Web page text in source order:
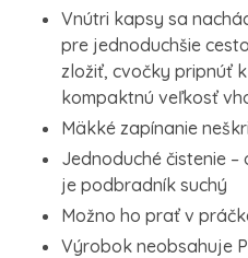
Vnútri kapsy sa
pre jednoduchšie
zložiť, cvočky pripnúť
kompaktnú veľkosť
Mäkké zapínanie
Jednoduché čistenie
je podbradník suchý
Možno ho prať v
Výrobok neobsahuje